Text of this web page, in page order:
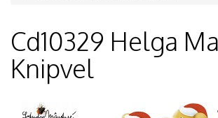
Cd10329 Helga
Knipvel